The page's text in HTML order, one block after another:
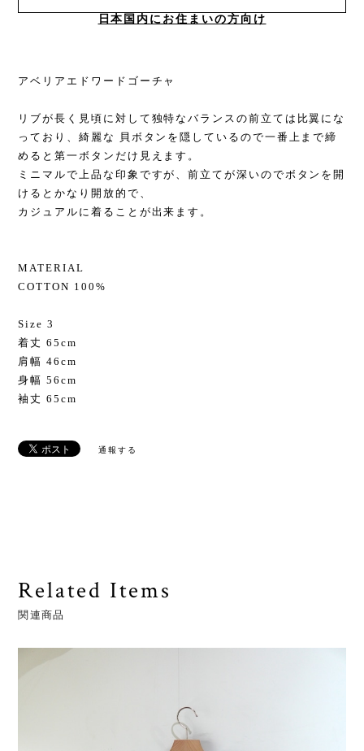
日本国内にお住まいの方向け
アベリアエドワードゴーチャ
リブが長く見頃に対して独特なバランスの前立ては比翼にな
っており、綺麗な 貝ボタンを隠しているので一番上まで締
めると第一ボタンだけ見えます。
ミニマルで上品な印象ですが、前立てが深いのでボタンを開
けるとかなり開放的で、
カジュアルに着ることが出来ます。
MATERIAL
COTTON 100%
Size 3
着丈 65cm
肩幅 46cm
身幅 56cm
袖丈 65cm
通報する
Related Items
関連商品